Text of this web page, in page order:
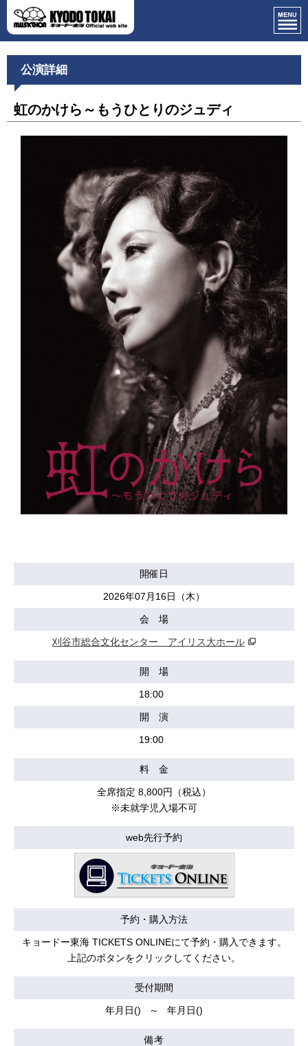
公演詳細
虹のかけら～もうひとりのジュディ
開催日
2026年07月16日（木）
会 場
刈谷市総合文化センター アイリス大ホール
開 場
18:00
開 演
19:00
料 金
全席指定 8,800円（税込）
※未就学児入場不可
web先行予約
予約・購入方法
キョードー東海 TICKETS ONLINEにて予約・購入できます。
上記のボタンをクリックしてください。
受付期間
年月日() ～ 年月日()
備考